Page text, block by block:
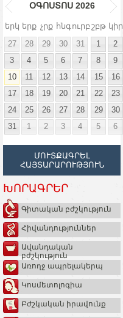
ՕԳՈՍՏՈՍ 2026
երկ երք չրք հնգուրբ շբթ կիր
27
28 29 30 31 1
2
3
4 5 6 7 8
9
10
11 12 13 14 15
16
17
18 19 20 21 22
23
24
25 26 27 28 29
30
31
1 2 3 4 5 6
ՄՈՒՏՔԱԳՐԵԼ
ՀԱՅՏԱՐԱՐՈՒԹՅՈՒՆ
ԽՈՐԱԳՐԵՐ
Գիտական բժշկություն
Հիվանդություններ
Ավանդական
բժշկություն
Առողջ ապրելակերպ
Կոսմետոլոգիա
Բժշկական իրավունք